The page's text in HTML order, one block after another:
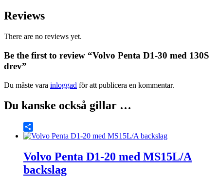
Reviews
There are no reviews yet.
Be the first to review “Volvo Penta D1-30 med 130S
drev”
Du måste vara inloggad för att publicera en kommentar.
Du kanske också gillar …
Share
Volvo Penta D1-20 med MS15L/A
backslag